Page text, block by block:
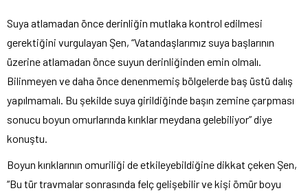
Suya atlamadan önce derinliğin mutlaka kontrol edilmesi
gerektiğini vurgulayan Şen, “Vatandaşlarımız suya başlarının
üzerine atlamadan önce suyun derinliğinden emin olmalı.
Bilinmeyen ve daha önce denenmemiş bölgelerde baş üstü dalış
yapılmamalı. Bu şekilde suya girildiğinde başın zemine çarpması
sonucu boyun omurlarında kırıklar meydana gelebiliyor” diye
konuştu.
Boyun kırıklarının omuriliği de etkileyebildiğine dikkat çeken Şen,
“Bu tür travmalar sonrasında felç gelişebilir ve kişi ömür boyu